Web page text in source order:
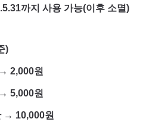
까지 사용 가능(이후 소멸)
)
2,000원
5,000원
→ 10,000원